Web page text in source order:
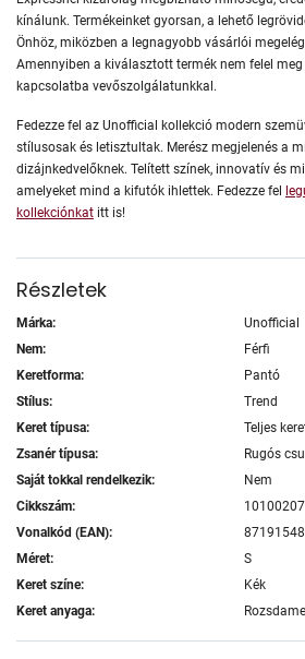
kínálunk. Termékeinket gyorsan, a lehető
Önhöz, miközben a legnagyobb vásárlói
Amennyiben a kiválasztott termék nem felel meg
kapcsolatba vevőszolgálatunkkal.
Fedezze fel az Unofficial kollekció modern
stílusosak és letisztultak. Merész megjelenés a
dizájnkedvelőknek. Telített színek, innovatív és
amelyeket mind a kifutók ihlettek. Fedezze fel
kollekciónkat itt is!
Részletek
Márka:
Unofficial
Nem:
Férfi
Keretforma:
Pantó
Stílus:
Trend
Keret típusa:
Teljes
Zsanér típusa:
Rugós
Saját tokkal rendelkezik:
Nem
Cikkszám:
Vonalkód (EAN):
Méret:
S
Keret színe:
Kék
Keret anyaga: